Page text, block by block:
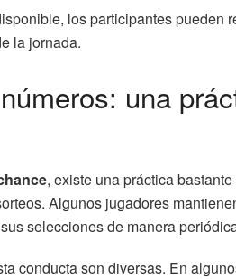
los participantes pueden
la jornada.
una
, existe una práctica
Algunos jugadores
selecciones de manera
conducta son diversas. En